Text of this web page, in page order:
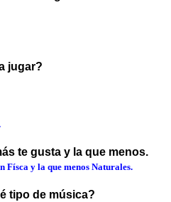
jugar?
te gusta y la que menos.
Físca y la que menos Naturales.
tipo de música?